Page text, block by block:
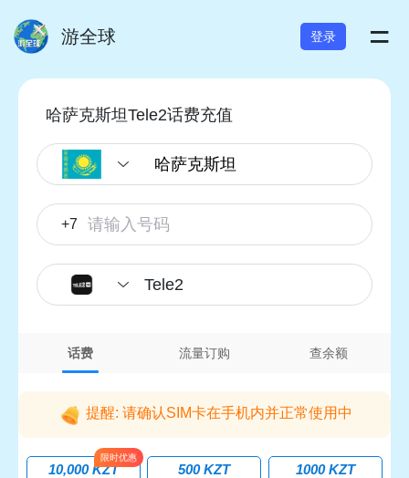
游全球 登录 =
哈萨克斯坦Tele2话费充值
+7
Tele2
话费 流量订购 查余额
提醒: 请确认SIM卡在手机内并正常使用中
10,000 KZT 500 KZT 1000 KZT